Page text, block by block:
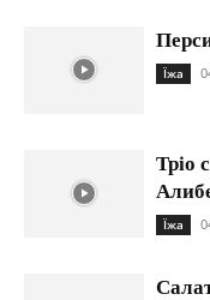
Їжа
Тріо
Їжа